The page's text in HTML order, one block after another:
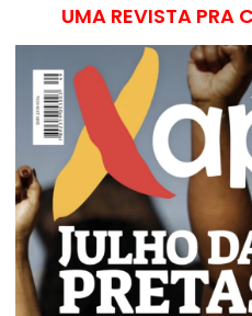
UMA REVISTA PRA